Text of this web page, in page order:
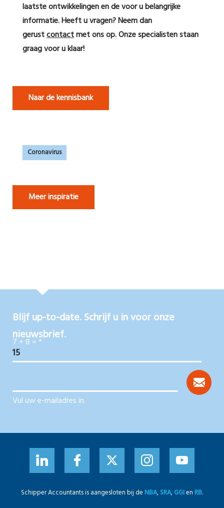
laatste ontwikkelingen en de voor u belangrijke
informatie. Heeft u vragen? Neem dan
gerustcontactmet ons op. Onze specialisten staan
graag voor u klaar!
Naar de kennisbank
Coronavirus
Meer inspiratie
Blijf up-to-date. Schrijf u in voor onze
nieuwsbrief.
7 + 8 = *
Vul uw e-mailadres in.
Schipper Accountants is aangesloten bij de NBA,SRA,GGIen RB.